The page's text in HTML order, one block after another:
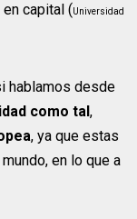
capital (Universidad
hablamos desde
como tal,
, ya que estas
en lo que a